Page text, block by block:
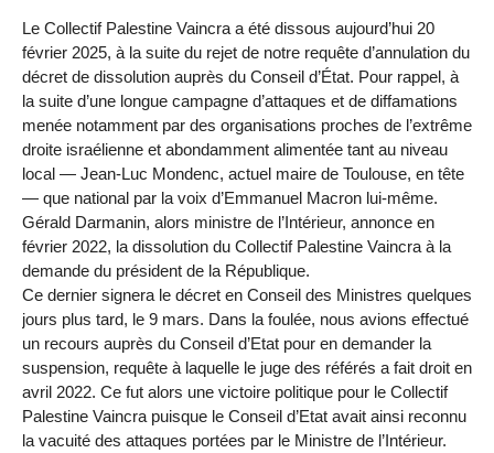
Le Collectif Palestine Vaincra a été dissous aujourd’hui 20
février 2025, à la suite du rejet de notre requête d’annulation du
décret de dissolution auprès du Conseil d’État. Pour rappel, à
la suite d’une longue campagne d’attaques et de diffamations
menée notamment par des organisations proches de l’extrême
droite israélienne et abondamment alimentée tant au niveau
local — Jean-Luc Mondenc, actuel maire de Toulouse, en tête
— que national par la voix d’Emmanuel Macron lui-même.
Gérald Darmanin, alors ministre de l’Intérieur, annonce en
février 2022, la dissolution du Collectif Palestine Vaincra à la
demande du président de la République.
Ce dernier signera le décret en Conseil des Ministres quelques
jours plus tard, le 9 mars. Dans la foulée, nous avions effectué
un recours auprès du Conseil d’Etat pour en demander la
suspension, requête à laquelle le juge des référés a fait droit en
avril 2022. Ce fut alors une victoire politique pour le Collectif
Palestine Vaincra puisque le Conseil d’Etat avait ainsi reconnu
la vacuité des attaques portées par le Ministre de l’Intérieur.